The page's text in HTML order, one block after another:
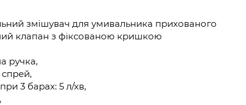
змішувач для умивальника прихованого
клапан з фіксованою кришкою
ручка,
3 барах: 5 л/хв,